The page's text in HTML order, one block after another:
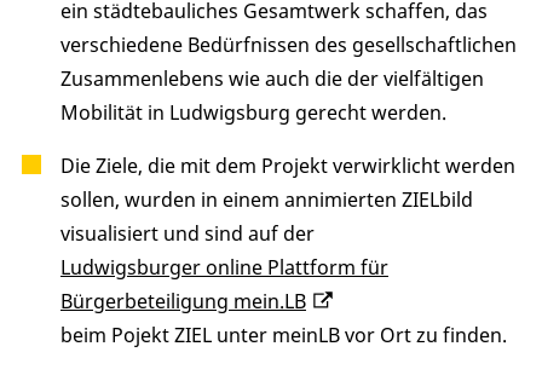
ein städtebauliches Gesamtwerk schaffen, das
verschiedene Bedürfnissen des gesellschaftlichen
Zusammenlebens wie auch die der vielfältigen
Mobilität in Ludwigsburg gerecht werden.
Die Ziele, die mit dem Projekt verwirklicht werden
sollen, wurden in einem annimierten ZIELbild
visualisiert und sind auf der
Ludwigsburger online Plattform für
Bürgerbeteiligung mein.LB
beim Pojekt ZIEL unter meinLB vor Ort zu finden.